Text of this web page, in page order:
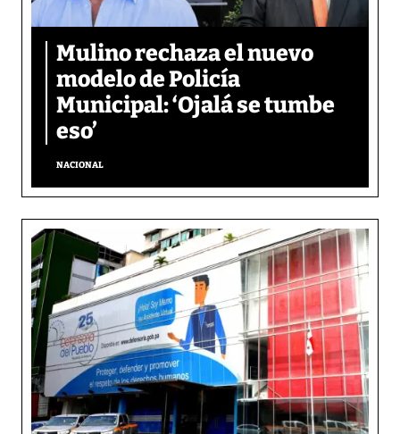
Mulino rechaza el nuevo
modelo de Policía
Municipal: ‘Ojalá se tumbe
eso’
NACIONAL